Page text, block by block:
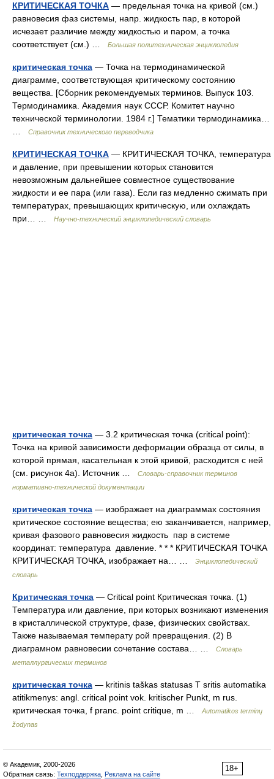
КРИТИЧЕСКАЯ ТОЧКА — предельная точка на кривой (см.)
равновесия фаз системы, напр. жидкость пар, в которой
исчезает различие между жидкостью и паром, а точка
соответствует (см.) …
Большая политехническая энциклопедия
критическая точка — Точка на термодинамической
диаграмме, соответствующая критическому состоянию
вещества. [Сборник рекомендуемых терминов. Выпуск 103.
Термодинамика. Академия наук СССР. Комитет научно
технической терминологии. 1984 г.] Тематики термодинамика…
…
Справочник технического переводчика
КРИТИЧЕСКАЯ ТОЧКА — КРИТИЧЕСКАЯ ТОЧКА, температура
и давление, при превышении которых становится
невозможным дальнейшее совместное существование
жидкости и ее пара (или газа). Если газ медленно сжимать при
температурах, превышающих критическую, или охлаждать
при… …
Научно-технический энциклопедический словарь
критическая точка — 3.2 критическая точка (critical point):
Точка на кривой зависимости деформации образца от силы, в
которой прямая, касательная к этой кривой, расходится с ней
(см. рисунок 4а). Источник …
Словарь-справочник терминов
нормативно-технической документации
критическая точка — изображает на диаграммах состояния
критическое состояние вещества; ею заканчивается, например,
кривая фазового равновесия жидкость пар в системе
координат: температура давление. * * * КРИТИЧЕСКАЯ ТОЧКА
КРИТИЧЕСКАЯ ТОЧКА, изображает на… …
Энциклопедический
словарь
Критическая точка — Critical point Критическая точка. (1)
Температура или давление, при которых возникают изменения
в кристаллической структуре, фазе, физических свойствах.
Также называемая температу рой превращения. (2) В
диаграмном равновесии сочетание состава… …
Словарь
металлургических терминов
критическая точка — kritinis taškas statusas T sritis automatika
atitikmenys: angl. critical point vok. kritischer Punkt, m rus.
критическая точка, f pranc. point critique, m …Automatikos terminų
žodynas
18+
© Академик, 2000-2026
Обратная связь: Техподдержка Реклама на сайте